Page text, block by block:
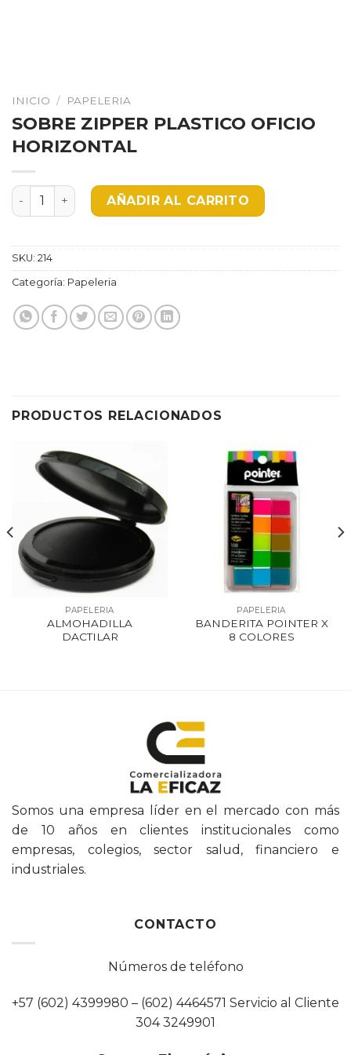
INICIO / PAPELERIA
SOBRE ZIPPER PLASTICO OFICIO
HORIZONTAL
SOBRE ZIPPER PLASTICO OFICIO HORIZONTAL
AÑADIR AL CARRITO
SKU: 214
Categoría: Papeleria
PRODUCTOS RELACIONADOS
PAPELERIA
ALMOHADILLA
DACTILAR
PAPELERIA
BANDERITA POINTER X
8 COLORES
Somos una empresa líder en el mercado con más
de 10 años en clientes institucionales como
empresas, colegios, sector salud, financiero e
industriales.
CONTACTO
Números de teléfono
+57 (602) 4399980 – (602) 4464571 Servicio al Cliente
304 3249901